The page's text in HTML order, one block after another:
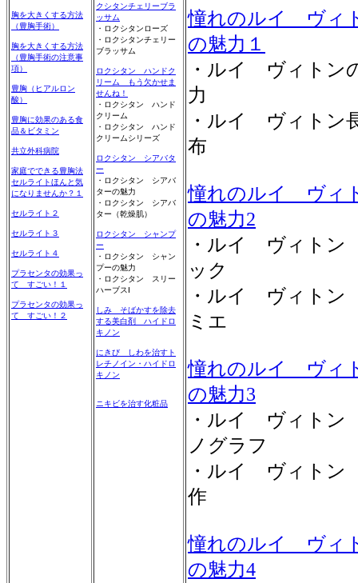
胸を大きくする方法
（豊胸手術）
胸を大きくする方法
（豊胸手術の注意事
項）
豊胸（ヒアルロン
酸）
豊胸に効果のある食
品＆ビタミン
共立外科病院
家庭でできる豊胸法
セルライトほんと気
になりませんか？１
セルライト２
セルライト３
セルライト４
プラセンタの効果っ
て すごい！１
プラセンタの効果っ
て すごい！２
クシタンチェリーブラ
ッサム
・ロクシタンローズ
・ロクシタンチェリー
ブラッサム
ロクシタン ハンドク
リーム もう欠かせま
せんね！
・ロクシタン ハンド
クリーム
・ロクシタン ハンド
クリームシリーズ
ロクシタン シアバタ
ー
・ロクシタン シアバ
ターの魅力
・ロクシタン シアバ
ター（乾燥肌）
ロクシタン シャンプ
ー
・ロクシタン シャン
プーの魅力
・ロクシタン スリー
ハーブスⅠ
しみ そばかすを除去
する美白剤 ハイドロ
キノン
にきび しわを治すト
レチノイン・ハイドロ
キノン
ニキビを治す化粧品
憧れのルイ ヴィ
の魅力１
・ルイ ヴィトン
力
・ルイ ヴィトン
布
憧れのルイ ヴィ
の魅力2
・ルイ ヴィト
ック
・ルイ ヴィト
ミエ
憧れのルイ ヴィ
の魅力3
・ルイ ヴィト
ノグラフ
・ルイ ヴィト
作
憧れのルイ ヴィ
の魅力4